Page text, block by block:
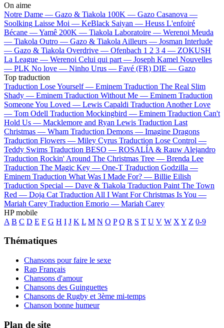
On aime
Notre Dame — Gazo & Tiakola 100K — Gazo Casanova —
Soolking Laisse Moi — KeBlack Saiyan — Heuss L'enfoiré
Bécane —Yamê 200K — Tiakola Laboratoire — Werenoi Meuda
— Tiakola Outro — Gazo & Tiakola Ailleurs — Josman Interlude
— Gazo & Tiakola Overdrive — Ofenbach 1 2 3 4 — ZOKUSH
La League — Werenoi Celui qui part — Joseph Kamel Nouvelles
— PLK No love — Ninho Urus — Favé (FR) DIE — Gazo
Top traduction
Traduction Lose Yourself — Eminem Traduction The Real Slim
Shady — Eminem Traduction Without Me — Eminem Traduction
Someone You Loved — Lewis Capaldi Traduction Another Love
— Tom Odell Traduction Mockingbird — Eminem Traduction Can't
Hold Us — Macklemore and Ryan Lewis Traduction Last
Christmas — Wham Traduction Demons — Imagine Dragons
Traduction Flowers — Miley Cyrus Traduction Lose Control —
Teddy Swims Traduction BESO — ROSALÍA & Rauw Alejandro
Traduction Rockin' Around The Christmas Tree — Brenda Lee
Traduction The Magic Key — One-T Traduction Godzilla —
Eminem Traduction What Was I Made For? — Billie Eilish
Traduction Special — Dave & Tiakola Traduction Paint The Town
Red — Doja Cat Traduction All I Want For Christmas Is You —
Mariah Carey Traduction Emorio — Mariah Carey
HP mobile
A B C D E F G H I J K L M N O P Q R S T U V W X Y Z 0-9
Thématiques
Chansons pour faire le sexe
Rap Français
Chansons d'amour
Chansons des Guinguettes
Chansons de Rugby et 3ème mi-temps
Chanson bonne humeur
Plan de site